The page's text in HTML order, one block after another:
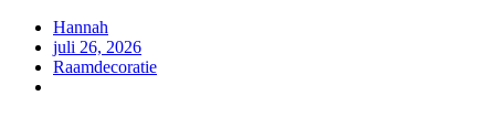
Hannah
juli 26, 2026
Raamdecoratie